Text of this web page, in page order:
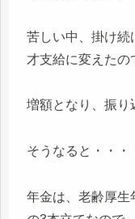
苦しい中、掛け続
才支給に変えたの
増額となり、振り
そうなると・・・
年金は、老齢厚生